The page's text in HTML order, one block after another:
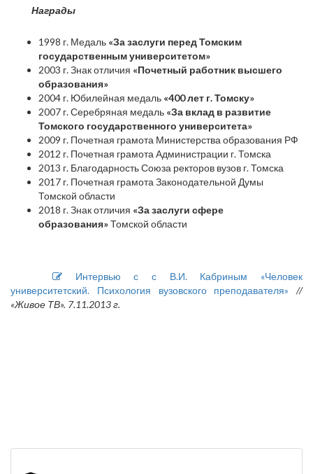
Награды
1998 г. Медаль «За заслуги перед Томским
государственным университетом»
2003 г. Знак отличия «Почетный работник высшего
образования»
2004 г. Юбилейная медаль «400 лет г. Томску»
2007 г. Серебряная медаль «За вклад в развитие
Томского государственного университета»
2009 г. Почетная грамота Министерства образования РФ
2012 г. Почетная грамота Администрации г. Томска
2013 г. Благодарность Союза ректоров вузов г. Томска
2017 г. Почетная грамота Законодательной Думы
Томской области
2018 г. Знак отличия «За заслуги сфере
образования»Томской области
Интервью с с В.И. Кабриным «Человек
университетский. Психология вузовского преподавателя» //
«Живое ТВ». 7.11.2013 г.